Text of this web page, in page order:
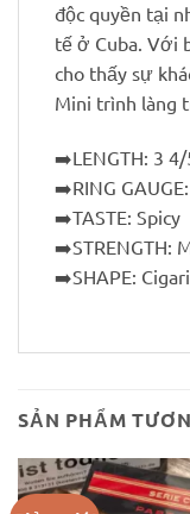
độc quyền tại
tế ở Cuba. Với
cho thấy sự
Mini trình làng
➡️LENGTH: 3 4/
➡️RING
➡️TASTE: Spicy
➡️STRENGTH:
➡️SHAPE:
SẢN PHẨM